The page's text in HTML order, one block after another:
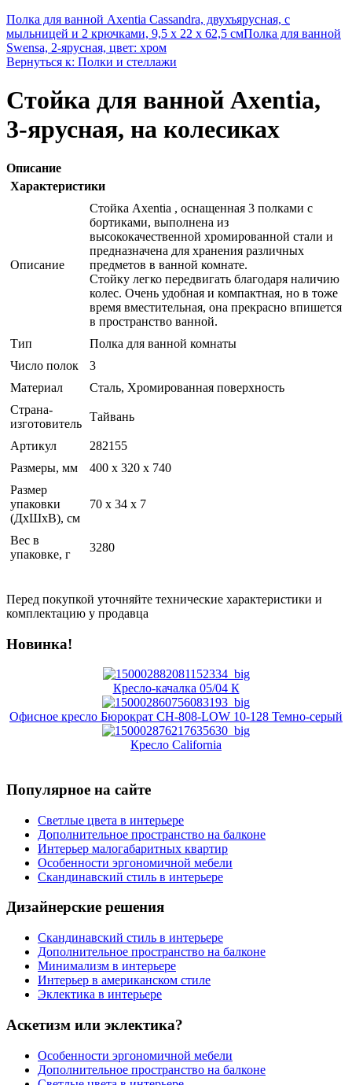
Полка для ванной Axentia Cassandra, двухъярусная, с
мыльницей и 2 крючками, 9,5 х 22 х 62,5 смПолка для ванной
Swensa, 2-ярусная, цвет: хром
Вернуться к: Полки и стеллажи
Стойка для ванной Axentia,
3-ярусная, на колесиках
Описание
Характеристики
Описание
Стойка Axentia , оснащенная 3 полками с
бортиками, выполнена из
высококачественной хромированной стали и
предназначена для хранения различных
предметов в ванной комнате.
Стойку легко передвигать благодаря наличию
колес. Очень удобная и компактная, но в тоже
время вместительная, она прекрасно впишется
в пространство ванной.
Тип
Полка для ванной комнаты
Число полок
3
Материал
Сталь, Хромированная поверхность
Страна-
изготовитель
Тайвань
Артикул
282155
Размеры, мм
400 х 320 х 740
Размер
упаковки
(ДхШхВ), см
70 x 34 x 7
Вес в
упаковке, г
3280
Перед покупкой уточняйте технические характеристики и
комплектацию у продавца
Новинка!
Кресло-качалка 05/04 К
Офисное кресло Бюрократ CH-808-LOW 10-128 Темно-серый
Кресло California
Популярное на сайте
Светлые цвета в интерьере
Дополнительное пространство на балконе
Интерьер малогабаритных квартир
Особенности эргономичной мебели
Скандинавский стиль в интерьере
Дизайнерские решения
Скандинавский стиль в интерьере
Дополнительное пространство на балконе
Минимализм в интерьере
Интерьер в американском стиле
Эклектика в интерьере
Аскетизм или эклектика?
Особенности эргономичной мебели
Дополнительное пространство на балконе